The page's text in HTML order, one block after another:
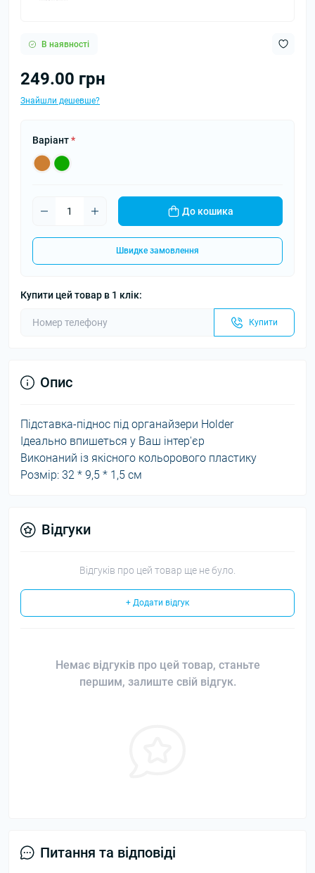
В наявності
249.00 грн
Знайшли дешевше?
Варіант*
До кошика
Швидке замовлення
Купити цей товар в 1 клік:
Купити
Опис
Підставка-піднос під органайзери Holder
Ідеально впишеться у Ваш інтер'єр
Виконаний із якісного кольорового пластику
Розмір: 32 * 9,5 * 1,5 см
Відгуки
Відгуків про цей товар ще не було.
+ Додати відгук
Немає відгуків про цей товар, станьте
першим, залиште свій відгук.
Питання та відповіді